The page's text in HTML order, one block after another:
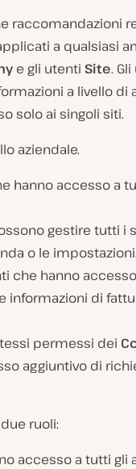
raccomandazioni
a qualsiasi
e gli utenti Site.
a livello di
solo ai singoli siti.
aziendale.
hanno accesso a
gestire tutti i
o le impostazioni.
che hanno
informazioni di
permessi dei
aggiuntivo di
ruoli:
accesso a tutti gli